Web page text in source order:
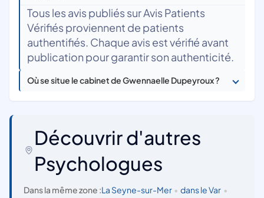
Tous les avis publiés sur Avis Patients
Vérifiés proviennent de patients
authentifiés. Chaque avis est vérifié avant
publication pour garantir son authenticité.
Où se situe le cabinet de Gwennaelle Dupeyroux ?
Découvrir d'autres
Psychologues
Dans la même zone :La Seyne-sur-Mer • dans le Var •